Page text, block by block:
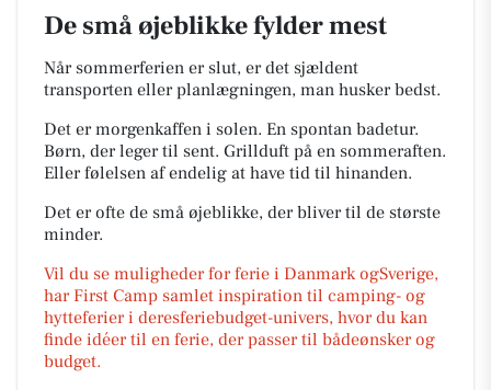
De små øjeblikke fylder mest
Når sommerferien er slut, er det sjældent
transporten eller planlægningen, man husker bedst.
Det er morgenkaffen i solen. En spontan badetur.
Børn, der leger til sent. Grillduft på en sommeraften.
Eller følelsen af endelig at have tid til hinanden.
Det er ofte de små øjeblikke, der bliver til de største
minder.
Vil du se muligheder for ferie i Danmark ogSverige,
har First Camp samlet inspiration til camping- og
hytteferier i deresferiebudget-univers, hvor du kan
finde idéer til en ferie, der passer til bådeønsker og
budget.